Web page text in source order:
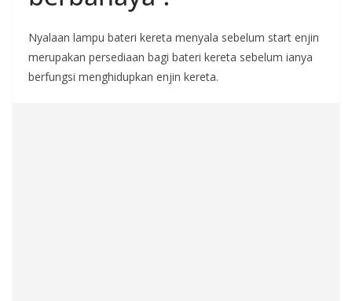
Nyalaan lampu bateri kereta menyala sebelum start enjin
merupakan persediaan bagi bateri kereta sebelum ianya
berfungsi menghidupkan enjin kereta.